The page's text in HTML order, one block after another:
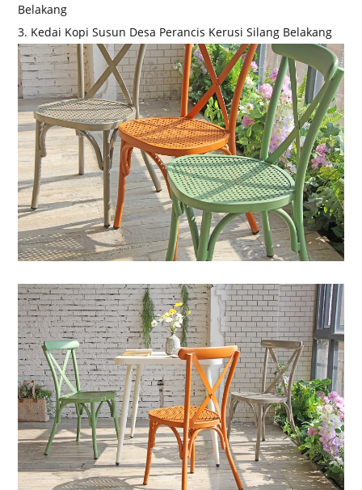
Belakang
3. Kedai Kopi Susun Desa Perancis Kerusi Silang Belakang